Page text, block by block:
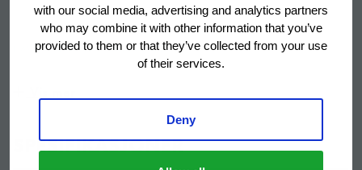
with our social media, advertising and analytics partners
who may combine it with other information that you’ve
provided to them or that they’ve collected from your use
of their services.
Deny
LAVE DRIFTSKOSTNADER
profesjonelle kjøkken. GRAM SUPERIOR PLUS 72-
kjøleskapet har de laveste driftskostnadene i sin klasse i
hele Europa (topten eu). Energieffektivitetsklassen til
SPESIFIKASJONER